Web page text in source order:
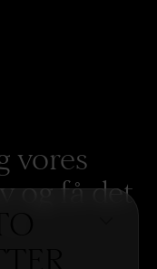
vores
og få det